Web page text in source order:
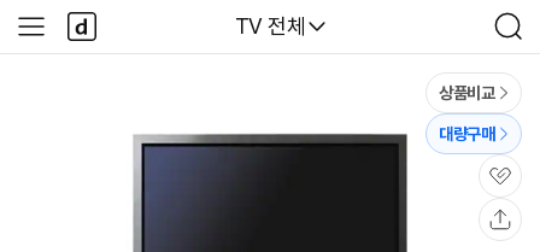
다나와
TV 전체
검
색
사
이
다
나
와
상품비교
대량구매
관
심